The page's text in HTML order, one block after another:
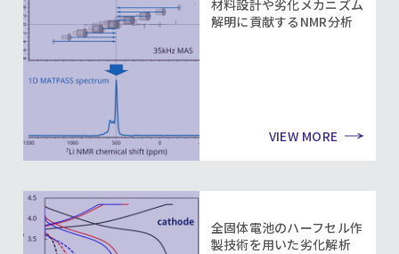
材料設計や劣化メカニズム
解明に貢献するNMR分析
VIEW MORE
全固体電池のハーフセル作
製技術を用いた劣化解析